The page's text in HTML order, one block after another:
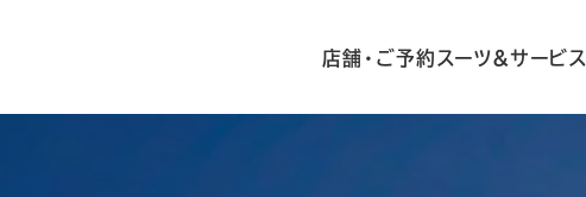
店舗・ご予約 スーツ&サービス